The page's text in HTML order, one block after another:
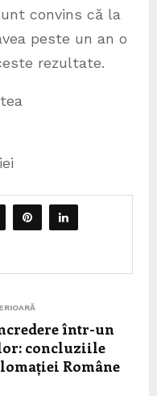
convins că la
peste un an o
rezultate.
într-un
concluziile
Române